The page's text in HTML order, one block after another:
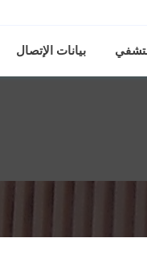
بيانات الإتصال